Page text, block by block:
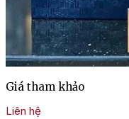
Giá tham khảo
Liên hệ